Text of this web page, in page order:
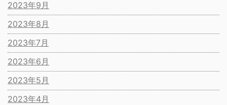
2023年9月
2023年8月
2023年7月
2023年6月
2023年5月
2023年4月